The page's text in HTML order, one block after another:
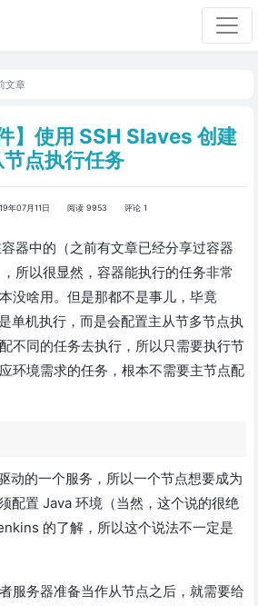
文章
】使用 SSH Slaves 创建
节点执行任务
年07月11日 阅读 9953 评论 1
器中的（之前有文章已经分享过容器
所以很显然，容器能执行的任务非常
没啥用。但是那都不是事儿，毕竟
单机执行，而是会配置主从节多节点执
不同的任务去执行，所以只需要执行节
环境需求的任务，根本不需要主节点配
动的一个服务，所以一个节点想要成为
配置 Java 环境（当然，这个说的很绝
的了解，所以这个说法不一定是
服务器准备当作从节点之后，就需要给